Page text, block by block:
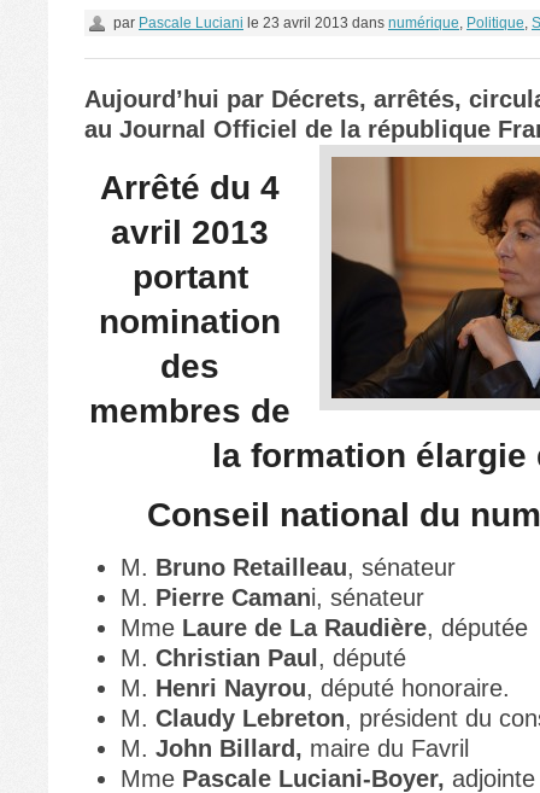
par Pascale Luciani le 23 avril 2013 dans numérique, Politique,
Aujourd’hui par Décrets, arrêtés,
au Journal Officiel de la république
Arrêté du 4
avril 2013
portant
nomination
des
membres de
la formation élargie
Conseil national du
M. Bruno Retailleau, sénateur
M. Pierre Camani, sénateur
Mme Laure de La Raudière, députée
M. Christian Paul , député
M. Henri Nayrou, député honoraire.
M. Claudy Lebreton, président du
M. John Billard, maire du Favril
Mme Pascale Luciani-Boyer,